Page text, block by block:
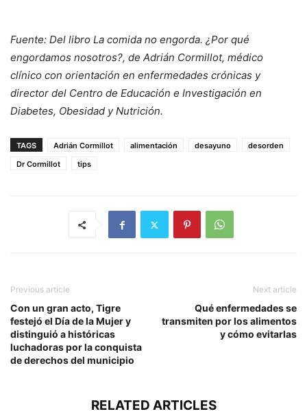
Fuente: Del libro La comida no engorda. ¿Por qué
engordamos nosotros?, de Adrián Cormillot, médico
clínico con orientación en enfermedades crónicas y
director del Centro de Educación e Investigación en
Diabetes, Obesidad y Nutrición.
TAGS Adrián Cormillot alimentación desayuno
desorden
Dr Cormillot
tips
Previous article
Con un gran acto, Tigre
festejó el Día de la Mujer y
distinguió a históricas
luchadoras por la conquista
de derechos del municipio
Next article
Qué enfermedades se
transmiten por los alimentos
y cómo evitarlas
RELATED ARTICLES